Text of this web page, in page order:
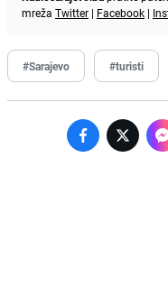
mreža Twitter | Facebook |
#Sarajevo #turisti